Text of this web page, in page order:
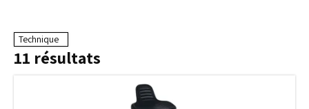
Technique
11 résultats